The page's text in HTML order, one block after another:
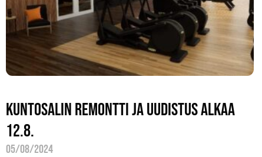
Kuntosalin remontti ja uudistus alkaa
12.8.
05/08/2024